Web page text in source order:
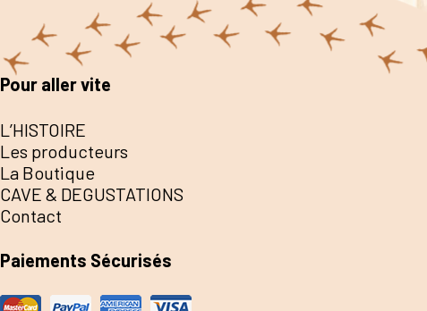
Pour aller vite
L’HISTOIRE
Les producteurs
La Boutique
CAVE & DEGUSTATIONS
Contact
Paiements Sécurisés